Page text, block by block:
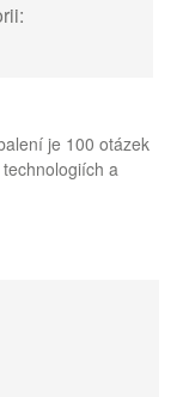
je 100 otázek
a